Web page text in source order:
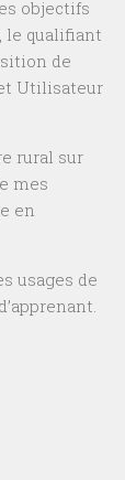
objectifs
le qualifiant
de
Utilisateur
rural sur
mes
en
usages de